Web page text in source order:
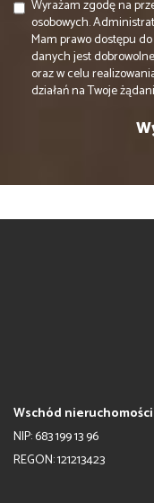
Wyrażam zgodę na
osobowych.
Mam prawo dostępu
danych jest
oraz w celu
działań na Twoje
Wschód nieruchomości
NIP: 683 199 13 96
REGON: 121213423